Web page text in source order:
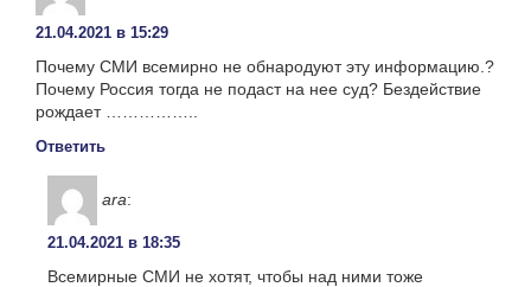
21.04.2021 в 15:29
Почему СМИ всемирно не обнародуют эту информацию.?
Почему Россия тогда не подаст на нее суд? Бездействие
рождает ……………..
Ответить
ara:
21.04.2021 в 18:35
Всемирные СМИ не хотят, чтобы над ними тоже